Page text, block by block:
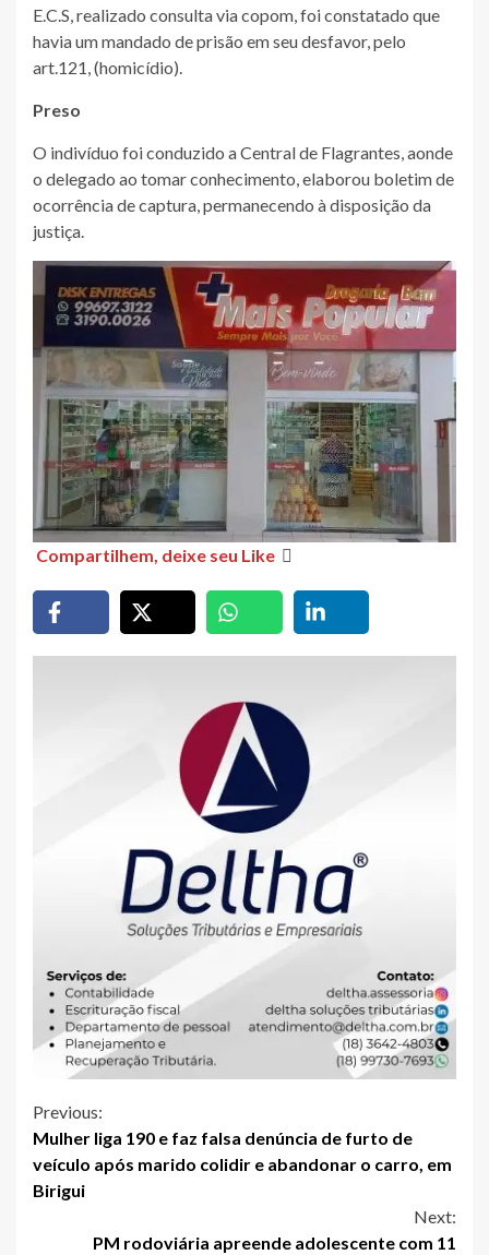
E.C.S, realizado consulta via copom, foi constatado que
havia um mandado de prisão em seu desfavor, pelo
art.121, (homicídio).
Preso
O indivíduo foi conduzido a Central de Flagrantes, aonde
o delegado ao tomar conhecimento, elaborou boletim de
ocorrência de captura, permanecendo à disposição da
justiça.
Compartilhem, deixe seu Like 
Continue
Reading
Previous:
Mulher liga 190 e faz falsa denúncia de furto de
veículo após marido colidir e abandonar o carro, em
Birigui
Next:
PM rodoviária apreende adolescente com 11